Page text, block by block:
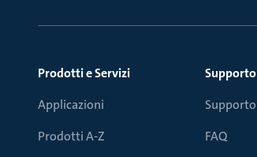
Prodotti e Servizi
Applicazioni
Prodotti A-Z
Supporto
Supporto
FAQ